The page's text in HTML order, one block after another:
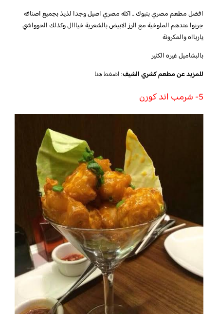
افضل مطعم مصري بتبوك .. اكله مصري اصيل وجدا لذيذ بجميع اصنافه
جربوا عندهم الملوخية مع الرز الابيض بالشعرية خيااال وكذلك الحوواشي
ياربااه والمكرونة
بالبشاميل غيره الكثير
للمزيد عن مطعم كشري الشيف:اضغط هنا
5- شرمب اند كورن